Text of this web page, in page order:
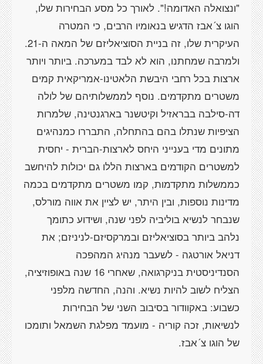
"ונצואלה האדומה!". לאורך כל מסע הבחירות שלו,
הוגו צ´אבז הדגיש בנאומיו הרבים, כי המטרה
העיקרית שלו, זה בניית הסוציאליזם של המאה ה-21.
ולמרבה שמחתנו, הוא לא לבד במערכה. ביותר ויותר
ארצות בכל רחבי היבשת הלאטינו-אמריקאית קמים
משטרים מתקדמים. נוסף לממשלותיהם של לולה
דה-סילבה בבראזיל וקיטשנר בארגנטינה, שלמרות
הציפיות שנתלו בהם בהתחלה, התבררו כמנהיגים
מתונים מדי בענייני היחס לארצות-הברית - יחסית
למשטרים הקודמים בארצות הללו גם יכולות להיחשב
כממשלות מתקדמות, קמו משטרים מתקדמים בכמה
מדינות נוספות, ובין היתר, יש לציין את אווה מורלס,
שנבחר לנשיא בוליביה לפני שנה, ושידוע כתומך
נלהב ביותר בסוציאליזם ובמרקסיזם-לניניזם; את
דניאל אורטגה - לשעבר מנהיג המהפכה
הסנדיניסטית בניקרגואה, שאחרי 16 שנה באופוזיציה,
הצליח לשוב להיות נשיא. והנה, החדשה מלפני
כשבוע: באקוודור בסיבוב השני של הבחירות
לנשיאות, זכה קוריה - מועמד מפלגת השמאל ותומכו
של הוגו צ´אבז.